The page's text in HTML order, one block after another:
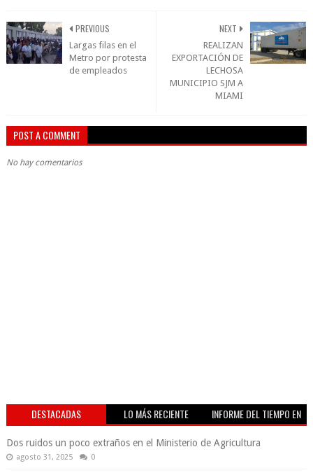
NEXT
REALIZAN
EXPORTACIÓN DE
LECHOSA
MUNICIPIO SJM A
MIAMI
PREVIOUS
Largas filas en el
Metro por protesta
de empleados
POST A COMMENT
No hay comentarios
DESTACADAS LO MÁS RECIENTE
INFORME DEL TIEMPO EN
Dos ruidos un poco extraños en el Ministerio de Agricultura
agosto 31, 2025 0